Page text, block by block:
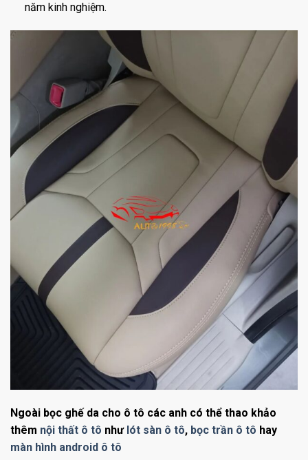
năm kinh nghiệm.
Ngoài bọc ghế da cho ô tô các anh có thể thao khảo
thêm nội thất ô tô như lót sàn ô tô, bọc trần ô tô hay
màn hình android ô tô